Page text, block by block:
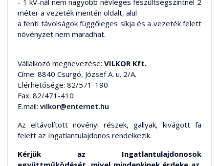
- 1 kV-nál nem nagyobb névleges feszültségszintnél 2
méter a vezeték mentén oldalt, alul
a fenti távolságok függőleges síkja és a vezeték felett
növényzet nem maradhat.
Vállalkozó megnevezése: VILKOR Kft.
Címe: 8840 Csurgó, József A. u. 2/A.
Elérhetősége: 82/571-190
Fax: 82/471-410
E.mail: vilkor@enternet.hu
Az eltávolított növényi részek, gallyak, kivágott fa
felett az Ingatlantulajdonos rendelkezik.
Kérjük az Ingatlantulajdonosok